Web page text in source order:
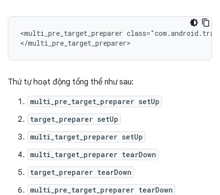
<multi_pre_target_preparer
Thứ tự hoạt động tổng thể như sau:
multi_pre_target_preparer setUp
target_preparer setUp
multi_target_preparer setUp
multi_target_preparer tearDown
target_preparer tearDown
multi_pre_target_preparer tearDown